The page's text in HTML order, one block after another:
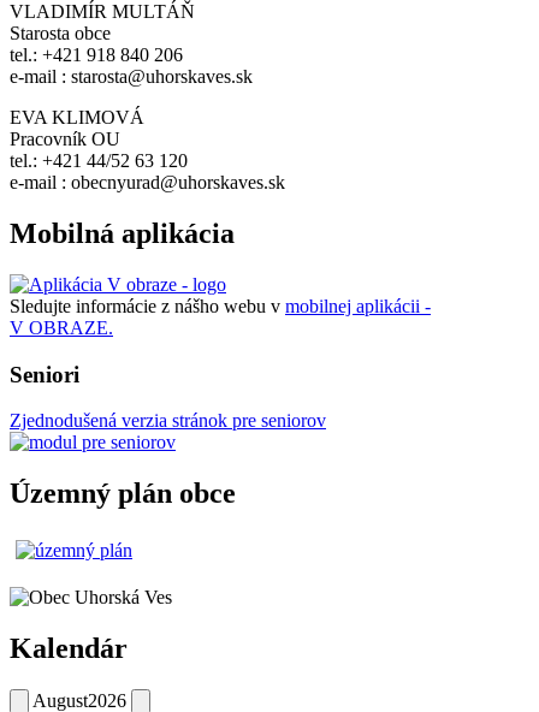
VLADIMÍR MULTÁŇ
Starosta obce
tel.: +421 918 840 206
e-mail : starosta@uhorskaves.sk
EVA KLIMOVÁ
Pracovník OU
tel.: +421 44/52 63 120
e-mail : obecnyurad@uhorskaves.sk
Mobilná aplikácia
Sledujte informácie z nášho webu v mobilnej aplikácii -
V OBRAZE.
Seniori
Zjednodušená verzia stránok pre seniorov
Územný plán obce
Kalendár
August2026